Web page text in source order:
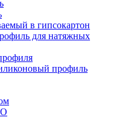
в гипсокартон
для натяжных
профиль